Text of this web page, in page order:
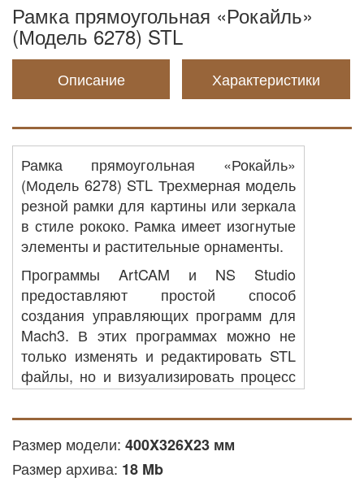
Рамка прямоугольная «Рокайль»
(Модель 6278) STL
Описание Характеристики
Рамка прямоугольная «Рокайль»
(Модель 6278) STL Трехмерная модель
резной рамки для картины или зеркала
в стиле рококо. Рамка имеет изогнутые
элементы и растительные орнаменты.
Программы ArtCAM и NS Studio
предоставляют простой способ
создания управляющих программ для
Mach3. В этих программах можно не
только изменять и редактировать STL
файлы, но и визуализировать процесс
будущей фрезеровки изделия, и
конечно автоматически рассчитывать
время фрезеровки изделия на станке.
Встроенный в программу набор
инструментов позволяет упростить
Размер модели: 400X326X23 мм
Размер архива: 18 Mb